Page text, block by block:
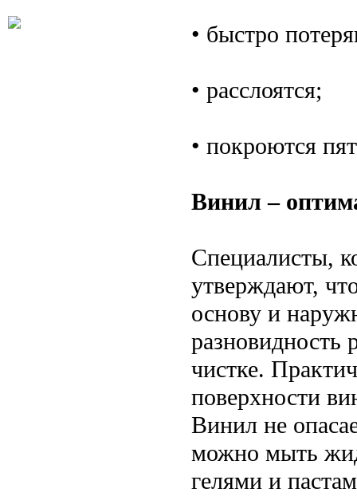
• быстро
• расслоятся;
• покроются
Винил –
Специалисты,
утверждают,
основу и
разновидность
чистке.
поверхности
Винил не
можно мыть
гелями и